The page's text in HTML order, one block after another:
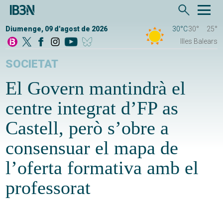
Diumenge, 09 d'agost de 2026 30°C30°
25°
Illes Balears
SOCIETAT
El Govern mantindrà el
centre integrat d’FP as
Castell, però s’obre a
consensuar el mapa de
l’oferta formativa amb el
professorat